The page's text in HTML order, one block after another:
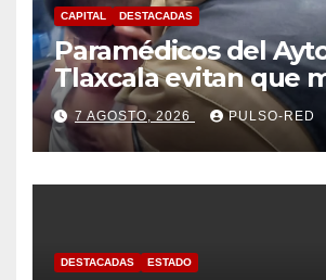
CAPITAL DESTACADAS
Paramédicos del
Tlaxcala evitan que
sufra
hipotermia tras caer
cisterna
7 AGOSTO, 2026 PULSO-RED
DESTACADAS ESTADO